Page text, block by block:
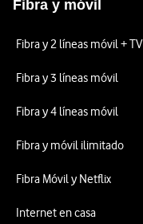
Fibra y móvil
Fibra y 2 líneas móvil + TV
Fibra y 3 líneas móvil
Fibra y 4 líneas móvil
Fibra y móvil ilimitado
Fibra Móvil y Netflix
Internet en casa